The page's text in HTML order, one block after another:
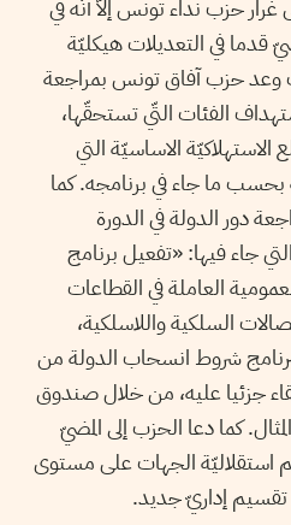
حزب نداء تونس إلاّ أنّه في
قدما في التعديلات هيكليّة
حزب آفاق تونس بمراجعة
الفئات التّي تستحقّها،
الاساسيّة التي
بحسب ما جاء في برنامجه. كما
دور الدولة في الدورة
في النقطة 167 والتي جاء فيها: «تفعيل برنامج
العاملة في القطاعات
السلكية واللاسلكية،
شروط انسحاب الدولة من
جزئيا عليه، من خلال صندوق
كما دعا الحزب إلى المضيّ
استقلاليّة الجهات على مستوى
تقسيم إداريّ جديد.